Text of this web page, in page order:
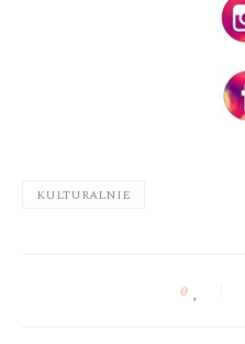
KULTURALNIE
0